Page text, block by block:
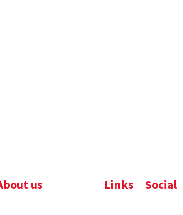
us Links Social